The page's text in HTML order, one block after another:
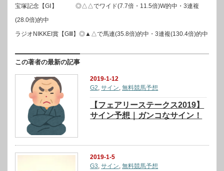
宝塚記念【GⅠ】 ◎△△でワイド(7.7倍・11.5倍)W的中・3連複
(28.0倍)的中
ラジオNIKKEI賞【GⅢ】◎▲△で馬連(35.8倍)的中・3連複(130.4倍)的中
この著者の最新の記事
2019-1-12
G2,サイン,無料競馬予想
【フェアリーステークス2019】
サイン予想｜ガンコなサイン！
2019-1-5
G3 ,サイン ,無料競馬予想